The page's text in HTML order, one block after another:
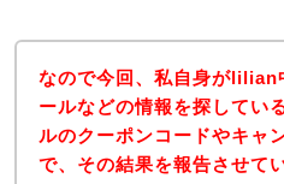
なので今回、私自身がlilian
ールなどの情報を探してい
ルのクーポンコードやキャ
で、その結果を報告させて